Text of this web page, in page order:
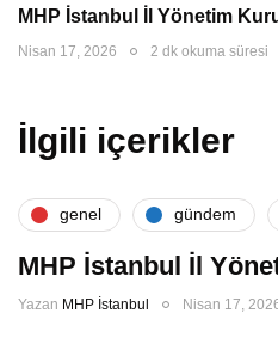
MHP İstanbul İl Yönetim
Nisan 17, 2026 2 dk okuma süresi
İlgili içerikler
genel gündem
MHP İstanbul İl
Yazan MHP İstanbul Nisan 17,